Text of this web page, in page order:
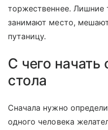
торжественнее. Лишние
занимают место,
путаницу.
С чего начать
стола
Сначала нужно
одного человека